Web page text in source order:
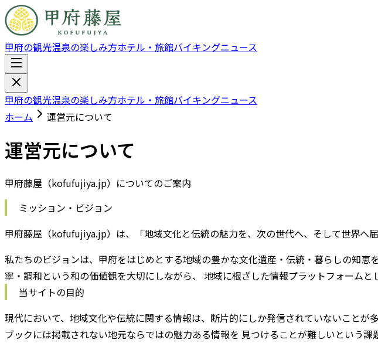
甲府の観光温泉の楽しみ方ホテル・旅館バイキングニュース
甲府の観光温泉の楽しみ方ホテル・旅館バイキングニュース
ホーム
運営元について
運営元について
甲府藤屋（kofufujiya.jp）についてのご案内
ミッション・ビジョン
甲府藤屋（kofufujiya.jp）は、「地域文化と伝統の魅力を、次の世代へ、そして世界へ
私たちのビジョンは、甲府をはじめとする地域の豊かな文化遺産・伝統・暮らしの知
寧・調和という和の価値観を大切にしながら、 地域に根ざした情報プラットフォームと
当サイトの目的
現代において、地域文化や伝統に関する情報は、断片的にしか発信されていないこと
ブックには掲載されない地元ならではの魅力ある情報を 見つけることが難しいという課